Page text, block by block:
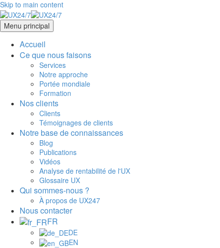
Skip to main content
Menu principal
Accueil
Ce que nous faisons
Services
Notre approche
Portée mondiale
Formation
Nos clients
Clients
Témoignages de clients
Notre base de connaissances
Blog
Publications
Vidéos
Analyse de rentabilité de l'UX
Glossaire UX
Qui sommes-nous ?
À propos de UX247
Nous contacter
FR
DE
EN